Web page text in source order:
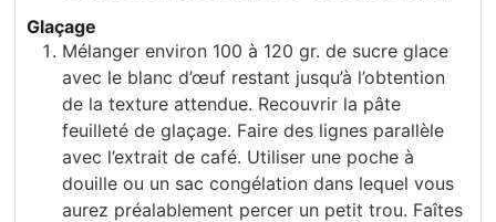
Glaçage
Mélanger environ 100 à 120 gr. de sucre glace
avec le blanc d’œuf restant jusqu’à l’obtention
de la texture attendue. Recouvrir la pâte
feuilleté de glaçage. Faire des lignes parallèle
avec l’extrait de café. Utiliser une poche à
douille ou un sac congélation dans lequel vous
aurez préalablement percer un petit trou. Faîtes